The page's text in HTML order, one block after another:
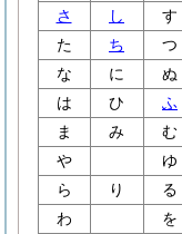
さ
し す
た
ち つ
な
に ぬ
は
ひ ふ
ま
み む
や
ゆ
ら
り る
わ
を